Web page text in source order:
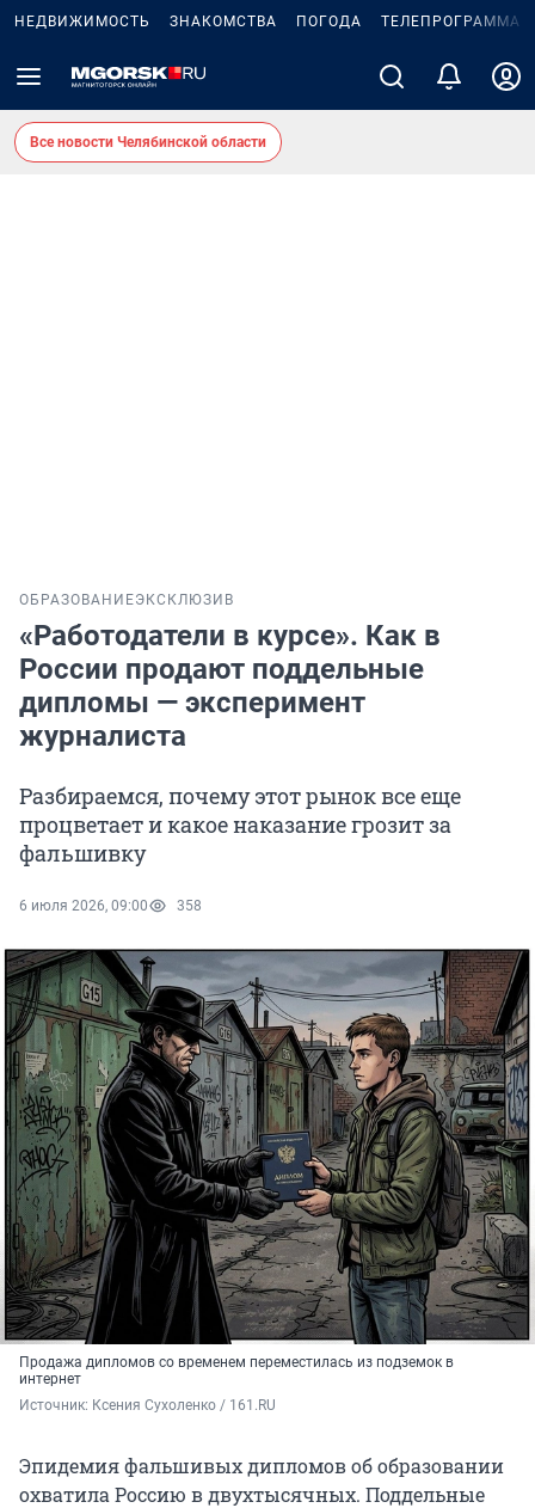
НЕДВИЖИМОСТЬ ЗНАКОМСТВА ПОГОДА ТЕЛЕПРОГРАММА
Все новости Челябинской области
ОБРАЗОВАНИЕЭКСКЛЮЗИВ
«Работодатели в курсе». Как в
России продают поддельные
дипломы — эксперимент
журналиста
Разбираемся, почему этот рынок все еще
процветает и какое наказание грозит за
фальшивку
6 июля 2026, 09:00 358
Продажа дипломов со временем переместилась из подземок в
интернет
Источник: Ксения Сухоленко / 161.RU
Эпидемия фальшивых дипломов об образовании
охватила Россию в двухтысячных. Поддельные